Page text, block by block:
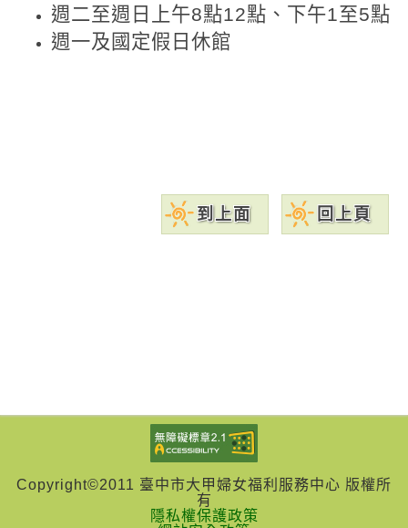
週二至週日上午8點12點、下午1至5點
週一及國定假日休館
到上面 回上頁
Copyright©2011 臺中市大甲婦女福利服務中心 版權所
有
隱私權保護政策